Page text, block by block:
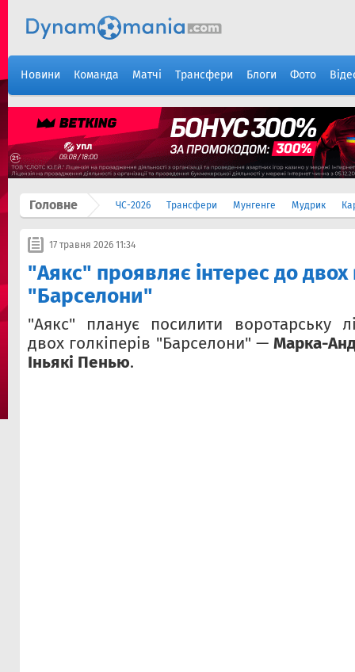
Новини Команда Матчі Трансфери Блоги Фото
Головне ЧС-2026 Трансфери Мунгенге Мудрик
17 травня 2026 11:34
"Аякс" проявляє інтерес до двох
"Барселони"
"Аякс" планує посилити воротарську
двох голкіперів "Барселони" —Марка-
Іньякі Пенью.